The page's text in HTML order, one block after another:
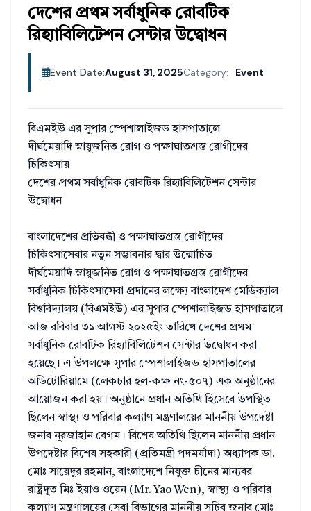
দেশের প্রথম সর্বাধুনিক রোবটিক
রিহ্যাবিলিটেশন সেন্টার উদ্বোধন
Event Date:August 31, 2025Category: Event
বিএমইউ এর সুপার স্পেশালাইজড হাসপাতালে
দীর্ঘমেয়াদি স্নায়ুজনিত রোগ ও পক্ষাঘাতগ্রস্ত রোগীদের
চিকিৎসায়
দেশের প্রথম সর্বাধুনিক রোবটিক রিহ্যাবিলিটেশন সেন্টার
উদ্বোধন
বাংলাদেশের প্রতিবন্ধী ও পক্ষাঘাতগ্রস্ত রোগীদের
চিকিৎসাসেবার নতুন সম্ভাবনার দ্বার উন্মোচিত
দীর্ঘমেয়াদি স্নায়ুজনিত রোগ ও পক্ষাঘাতগ্রস্ত রোগীদের
সর্বাধুনিক চিকিৎসাসেবা প্রদানের লক্ষ্যে বাংলাদেশ মেডিক্যাল
বিশ্ববিদ্যালয় (বিএমইউ) এর সুপার স্পেশালাইজড হাসপাতালে
আজ রবিবার ৩১ আগস্ট ২০২৫ইং তারিখে দেশের প্রথম
সর্বাধুনিক রোবটিক রিহ্যাবিলিটেশন সেন্টার উদ্বোধন করা
হয়েছে। এ উপলক্ষে সুপার স্পেশালাইজড হাসপাতালের
অডিটোরিয়ামে (লেকচার হল-কক্ষ নং-৫০৭) এক অনুষ্ঠানের
আয়োজন করা হয়। অনুষ্ঠানে প্রধান অতিথি হিসেবে উপস্থিত
ছিলেন স্বাস্থ্য ও পরিবার কল্যাণ মন্ত্রণালয়ের মাননীয় উপদেষ্টা
জনাব নূরজাহান বেগম। বিশেষ অতিথি ছিলেন মাননীয় প্রধান
উপদেষ্টার বিশেষ সহকারী (প্রতিমন্ত্রী পদমর্যাদা) অধ্যাপক ডা.
মোঃ সায়েদুর রহমান, বাংলাদেশে নিযুক্ত চীনের মান্যবর
রাষ্ট্রদূত মিঃ ইয়াও ওয়েন (Mr. Yao Wen), স্বাস্থ্য ও পরিবার
কল্যাণ মন্ত্রণালয়ের সেবা বিভাগের মাননীয় সচিব জনাব মোঃ